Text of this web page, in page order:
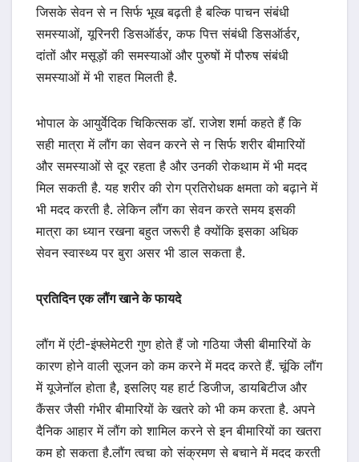
जिसके सेवन से न सिर्फ भूख बढ़ती है बल्कि पाचन संबंधी
समस्याओं, यूरिनरी डिसऑर्डर, कफ पित्त संबंधी डिसऑर्डर,
दांतों और मसूड़ों की समस्याओं और पुरुषों में पौरुष संबंधी
समस्याओं में भी राहत मिलती है.
भोपाल के आयुर्वेदिक चिकित्सक डॉ. राजेश शर्मा कहते हैं कि
सही मात्रा में लौंग का सेवन करने से न सिर्फ शरीर बीमारियों
और समस्याओं से दूर रहता है और उनकी रोकथाम में भी मदद
मिल सकती है. यह शरीर की रोग प्रतिरोधक क्षमता को बढ़ाने में
भी मदद करती है. लेकिन लौंग का सेवन करते समय इसकी
मात्रा का ध्यान रखना बहुत जरूरी है क्योंकि इसका अधिक
सेवन स्वास्थ्य पर बुरा असर भी डाल सकता है.
प्रतिदिन एक लौंग खाने के फायदे
लौंग में एंटी-इंफ्लेमेटरी गुण होते हैं जो गठिया जैसी बीमारियों के
कारण होने वाली सूजन को कम करने में मदद करते हैं. चूंकि लौंग
में यूजेनॉल होता है, इसलिए यह हार्ट डिजीज, डायबिटीज और
कैंसर जैसी गंभीर बीमारियों के खतरे को भी कम करता है. अपने
दैनिक आहार में लौंग को शामिल करने से इन बीमारियों का खतरा
कम हो सकता है.लौंग त्वचा को संक्रमण से बचाने में मदद करती